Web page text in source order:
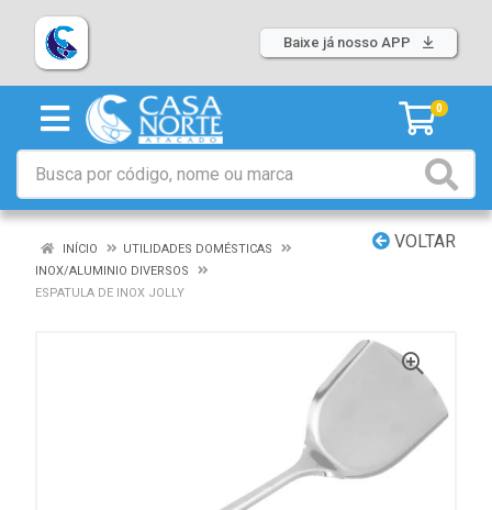
Baixe já nosso APP
0
VOLTAR
INÍCIO
UTILIDADES DOMÉSTICAS
INOX/ALUMINIO DIVERSOS
ESPATULA DE INOX JOLLY